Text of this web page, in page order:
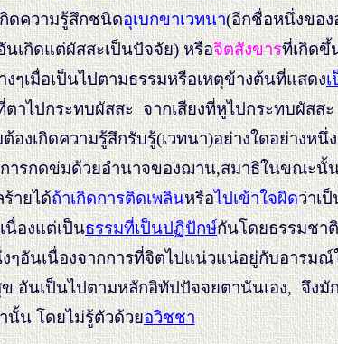
กิดความรู้สึกชนิดอุเบกขาเวทนา(อีกชื่อหนึ่งของ
เกิดแต่ผัสสะเป็นปัจจัย) หรือจิตสังขารที่เกิด
ๆเมื่อเป็นไปตามธรรมหรือเหตุข้างต้นที่แสดง
ตาไปกระทบผัสสะ จากเสียงที่หูไปกระทบผัส
งเกิดความรู้สึกรับรู้(เวทนา)อย่างใดอย่างห
การกดข่มด้วยอำนาจของฌาน,สมาธิในขณะ
ายได้ถ้าเกิดการติดเพลินหรือไปเข้าใจผิดว่าเ
นื่องแต่เป็นธรรมที่เป็นปฏิปักษ์กันโดยธรรมชา
อันเนื่องจากการที่จิตไปแน่วแน่อยู่กับอารม
อันเป็นไปตามหลักอิทัปปัจจยตานั่นเอง, จึงมั
นั้น โดยไม่รู้ตัวด้วยอวิชชา